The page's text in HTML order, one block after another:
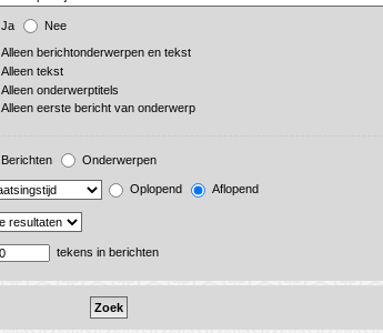
Ja Nee
Alleen berichtonderwerpen en tekst
Alleen tekst
Alleen onderwerptitels
Alleen eerste bericht van onderwerp
Berichten Onderwerpen
Oplopend Aflopend
tekens in berichten